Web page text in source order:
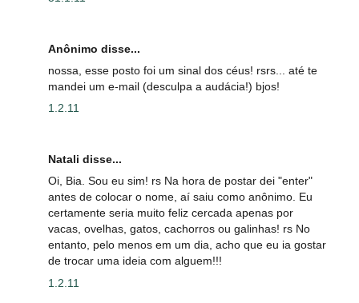
Anônimo disse...
nossa, esse posto foi um sinal dos céus! rsrs... até te
mandei um e-mail (desculpa a audácia!) bjos!
1.2.11
Natali disse...
Oi, Bia. Sou eu sim! rs Na hora de postar dei "enter"
antes de colocar o nome, aí saiu como anônimo. Eu
certamente seria muito feliz cercada apenas por
vacas, ovelhas, gatos, cachorros ou galinhas! rs No
entanto, pelo menos em um dia, acho que eu ia gostar
de trocar uma ideia com alguem!!!
1.2.11